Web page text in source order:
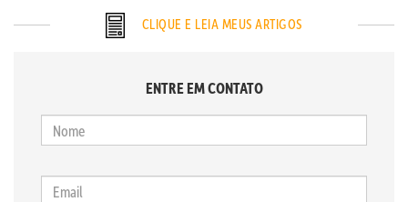
CLIQUE E LEIA MEUS ARTIGOS
ENTRE EM CONTATO